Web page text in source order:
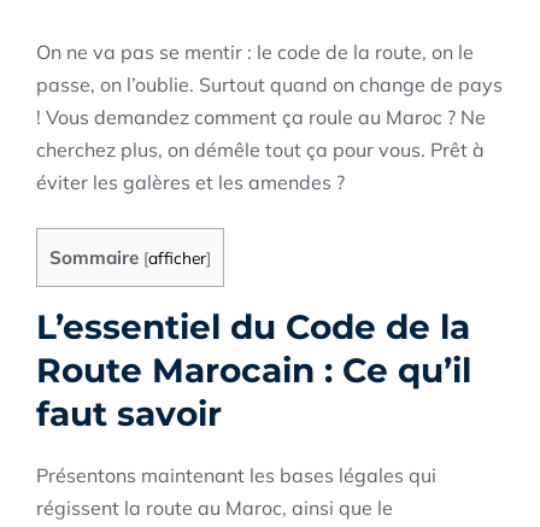
On ne va pas se mentir : le code de la route, on le
passe, on l’oublie. Surtout quand on change de pays
! Vous demandez comment ça roule au Maroc ? Ne
cherchez plus, on démêle tout ça pour vous. Prêt à
éviter les galères et les amendes ?
Sommaire [afficher]
L’essentiel du Code de la
Route Marocain : Ce qu’il
faut savoir
Présentons maintenant les bases légales qui
régissent la route au Maroc, ainsi que le